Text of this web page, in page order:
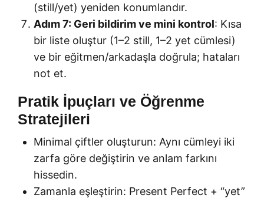
(still/yet) yeniden konumlandır.
Adım 7: Geri bildirim ve mini kontrol: Kısa
bir liste oluştur (1–2 still, 1–2 yet cümlesi)
ve bir eğitmen/arkadaşla doğrula; hataları
not et.
Pratik İpuçları ve Öğrenme
Stratejileri
Minimal çiftler oluşturun: Aynı cümleyi iki
zarfa göre değiştirin ve anlam farkını
hissedin.
Zamanla eşleştirin: Present Perfect + “yet”